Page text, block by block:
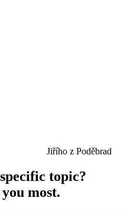
Jiřího z Poděbrad
topic?
most.